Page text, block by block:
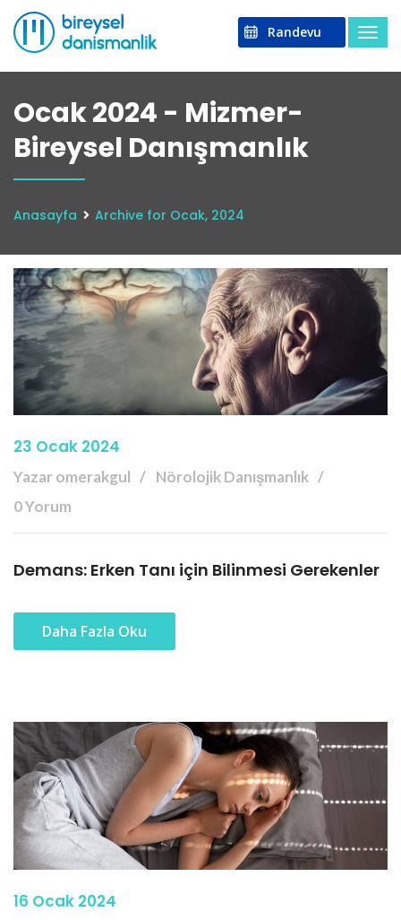
Randevu
Ocak 2024 - Mizmer-
Bireysel Danışmanlık
Anasayfa Archive for Ocak, 2024
23 Ocak 2024
Yazar omerakgul
Nörolojik Danışmanlık
0 Yorum
Demans: Erken Tanı için Bilinmesi Gerekenler
Daha Fazla Oku
16 Ocak 2024